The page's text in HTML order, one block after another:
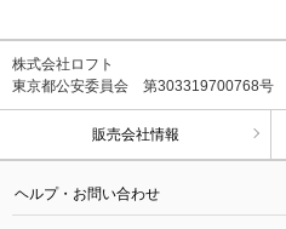
株式会社ロフト
東京都公安委員会 第303319700768号
販売会社情報
ヘルプ・お問い合わせ